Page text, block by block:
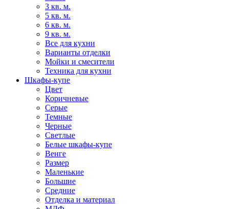
3 кв. м.
5 кв. м.
6 кв. м.
9 кв. м.
Все для кухни
Варианты отделки
Мойки и смесители
Техника для кухни
Шкафы-купе
Цвет
Коричневые
Серые
Темные
Черные
Светлые
Белые шкафы-купе
Венге
Размер
Маленькие
Большие
Средние
Отделка и материал